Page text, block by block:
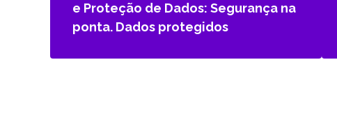
e Proteção de Dados: Segurança na
ponta. Dados protegidos